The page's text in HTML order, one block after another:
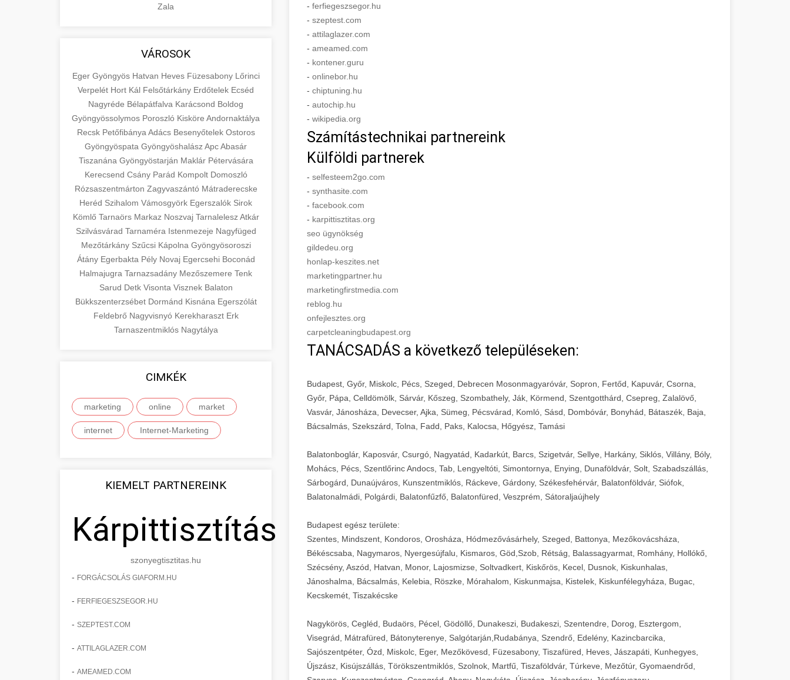
Zala
VÁROSOK
Eger Gyöngyös Hatvan Heves Füzesabony Lőrinci
Verpelét Hort Kál Felsőtárkány Erdőtelek Ecséd
Nagyréde Bélapátfalva Karácsond Boldog
Gyöngyössolymos Poroszló Kisköre Andornaktálya
Recsk Petőfibánya Adács Besenyőtelek Ostoros
Gyöngyöspata Gyöngyöshalász ApcAbasár
Tiszanána Gyöngyöstarján Maklár Pétervására
Kerecsend Csány Parád Kompolt Domoszló
Rózsaszentmárton Zagyvaszántó Mátraderecske
Heréd Szihalom Vámosgyörk Egerszalók Sirok
Kömlő Tarnaörs Markaz Noszvaj Tarnalelesz Atkár
Szilvásvárad Tarnaméra Istenmezeje Nagyfüged
Mezőtárkány Szűcsi Kápolna Gyöngyösoroszi
Átány Egerbakta Pély Novaj Egercsehi Boconád
Halmajugra Tarnazsadány Mezőszemere Tenk
Sarud Detk Visonta Visznek Balaton
Bükkszenterzsébet Dormánd Kisnána Egerszólát
Feldebrő Nagyvisnyó Kerekharaszt Erk
Tarnaszentmiklós Nagytálya
CIMKÉK
marketing online market
internet Internet-Marketing
KIEMELT PARTNEREINK
Kárpittisztítás
szonyegtisztitas.hu
- FORGÁCSOLÁS GIAFORM.HU
- FERFIEGESZSEGOR.HU
- SZEPTEST.COM
- ATTILAGLAZER.COM
- AMEAMED.COM
- ferfiegeszsegor.hu
- szeptest.com
- attilaglazer.com
- ameamed.com
- kontener.guru
- onlinebor.hu
- chiptuning.hu
- autochip.hu
- wikipedia.org
Számítástechnikai partnereink
Külföldi partnerek
- selfesteem2go.com
- synthasite.com
- facebook.com
- karpittisztitas.org
seo ügynökség
gildedeu.org
honlap-keszites.net
marketingpartner.hu
marketingfirstmedia.com
reblog.hu
onfejlesztes.org
carpetcleaningbudapest.org
TANÁCSADÁS a következő településeken:
Budapest, Győr, Miskolc, Pécs, Szeged, Debrecen Mosonmagyaróvár, Sopron, Fertőd, Kapuvár, Csorna,
Győr, Pápa, Celldömölk, Sárvár, Kőszeg, Szombathely, Ják, Körmend, Szentgotthárd, Csepreg, Zalalövő,
Vasvár, Jánosháza, Devecser, Ajka, Sümeg, Pécsvárad, Komló, Sásd, Dombóvár, Bonyhád, Bátaszék, Baja,
Bácsalmás, Szekszárd, Tolna, Fadd, Paks, Kalocsa, Hőgyész, Tamási
Balatonboglár, Kaposvár, Csurgó, Nagyatád, Kadarkút, Barcs, Szigetvár, Sellye, Harkány, Siklós, Villány, Bóly,
Mohács, Pécs, Szentlőrinc Andocs, Tab, Lengyeltóti, Simontornya, Enying, Dunaföldvár, Solt, Szabadszállás,
Sárbogárd, Dunaújváros, Kunszentmiklós, Ráckeve, Gárdony, Székesfehérvár, Balatonföldvár, Siófok,
Balatonalmádi, Polgárdi, Balatonfűzfő, Balatonfüred, Veszprém, Sátoraljaújhely
Budapest egész területe:
Szentes, Mindszent, Kondoros, Orosháza, Hódmezővásárhely, Szeged, Battonya, Mezőkovácsháza,
Békéscsaba, Nagymaros, Nyergesújfalu, Kismaros, Göd,Szob, Rétság, Balassagyarmat, Romhány, Hollókő,
Szécsény, Aszód, Hatvan, Monor, Lajosmizse, Soltvadkert, Kiskőrös, Kecel, Dusnok, Kiskunhalas,
Jánoshalma, Bácsalmás, Kelebia, Röszke, Mórahalom, Kiskunmajsa, Kistelek, Kiskunfélegyháza, Bugac,
Kecskemét, Tiszakécske
Nagykörös, Cegléd, Budaörs, Pécel, Gödöllő, Dunakeszi, Budakeszi, Szentendre, Dorog, Esztergom,
Visegrád, Mátrafüred, Bátonyterenye, Salgótarján,Rudabánya, Szendrő, Edelény, Kazincbarcika,
Sajószentpéter, Ózd, Miskolc, Eger, Mezőkövesd, Füzesabony, Tiszafüred, Heves, Jászapáti, Kunhegyes,
Újszász, Kisújszállás, Törökszentmiklós, Szolnok, Martfű, Tiszaföldvár, Túrkeve, Mezőtúr, Gyomaendrőd,